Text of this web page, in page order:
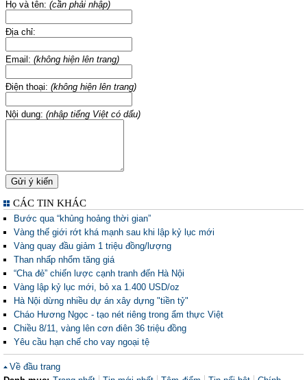
Họ và tên: (cần phải nhập)
Địa chỉ:
Email: (không hiện lên trang)
Điện thoại: (không hiện lên trang)
Nội dung: (nhập tiếng Việt có dấu)
CÁC TIN KHÁC
Bước qua “khủng hoảng thời gian”
Vàng thế giới rớt khá mạnh sau khi lập kỷ lục mới
Vàng quay đầu giảm 1 triệu đồng/lượng
Than nhấp nhổm tăng giá
“Cha đẻ” chiến lược cạnh tranh đến Hà Nội
Vàng lập kỷ lục mới, bỏ xa 1.400 USD/oz
Hà Nội dừng nhiều dự án xây dựng "tiền tỷ"
Cháo Hương Ngọc - tạo nét riêng trong ẩm thực Việt
Chiều 8/11, vàng lên cơn điên 36 triệu đồng
Yêu cầu hạn chế cho vay ngoại tệ
Về đầu trang